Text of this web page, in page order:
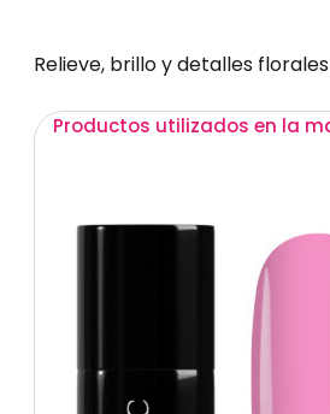
Relieve, brillo y detalles
Productos utilizados en la